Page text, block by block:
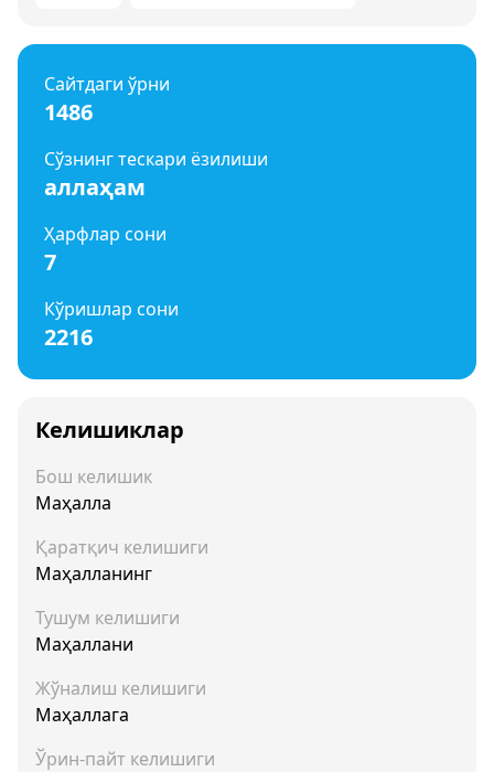
Сайтдаги ўрни
1486
Сўзнинг тескари ёзилиши
аллаҳам
Ҳарфлар сони
7
Кўришлар сони
2216
Келишиклар
Бош келишик
Маҳалла
Қаратқич келишиги
Маҳалланинг
Тушум келишиги
Маҳаллани
Жўналиш келишиги
Маҳаллага
Ўрин-пайт келишиги